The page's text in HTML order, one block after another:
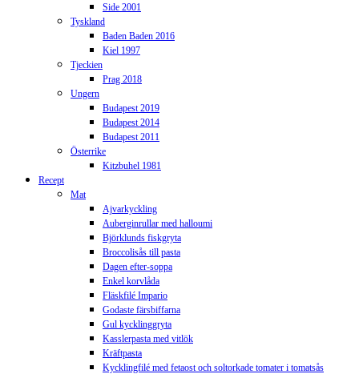
Side 2001
Tyskland
Baden Baden 2016
Kiel 1997
Tjeckien
Prag 2018
Ungern
Budapest 2019
Budapest 2014
Budapest 2011
Österrike
Kitzbuhel 1981
Recept
Mat
Ajvarkyckling
Auberginrullar med halloumi
Björklunds fiskgryta
Broccolisås till pasta
Dagen efter-soppa
Enkel korvlåda
Fläskfilé Impario
Godaste färsbiffarna
Gul kycklinggryta
Kasslerpasta med vitlök
Kräftpasta
Kycklingfilé med fetaost och soltorkade tomater i tomatsås